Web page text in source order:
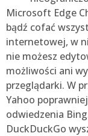
Microsoft Edge
bądź cofać
internetowej, w
nie możesz
możliwości ani
przeglądarki. W
Yahoo
odwiedzenia
DuckDuckGo